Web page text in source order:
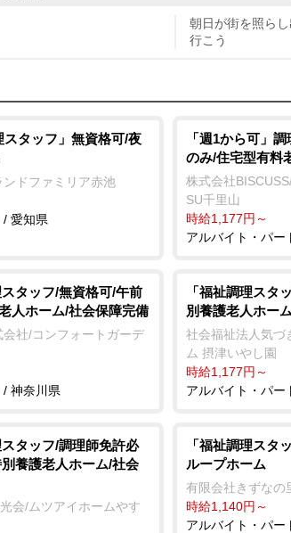
朝日が街を照ら
行こう
スタッフ」無資格可/夜
ドファミリア赤池
/ 愛知県
「週1から可」
のみ/住宅型有料
株式会社
SU千里山
時給1,177円～
アルバイト・パー
スタッフ/無資格可/午前
人ホーム/社会保障完備
社/コンフォートガーデ
神奈川県
「福祉調理スタ
別養護老人ホーム
社会福祉法人気づ
ム 摂津いやし園
時給1,177円～
アルバイト・パー
スタッフ/調理師免許必
養護老人ホーム/社会
会/ムツアイホームやす
「福祉調理スタ
ループホーム
有限会社きずなの
時給1,140円～
アルバイト・パー